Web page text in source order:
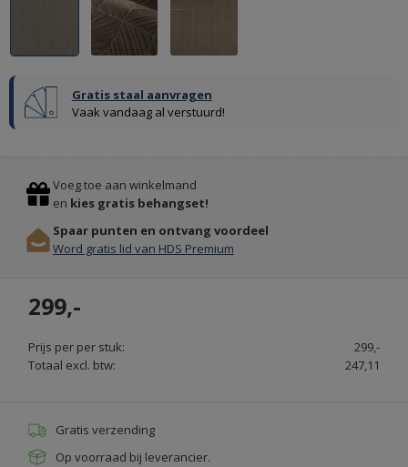
Gratis staal aanvragen
Vaak vandaag al verstuurd!
FARROW
&
EN
PAINT
&
PAPER.NL
Previous
Stop
Voeg toe aan winkelmand
en kies gratis behangset!
Spaar punten en ontvang voordeel
Word gratis lid van HDS Premium
299,-
Prijs per per stuk:
299,-
Totaal excl. btw:
247,11
Gratis verzending
Op voorraad bij leverancier.